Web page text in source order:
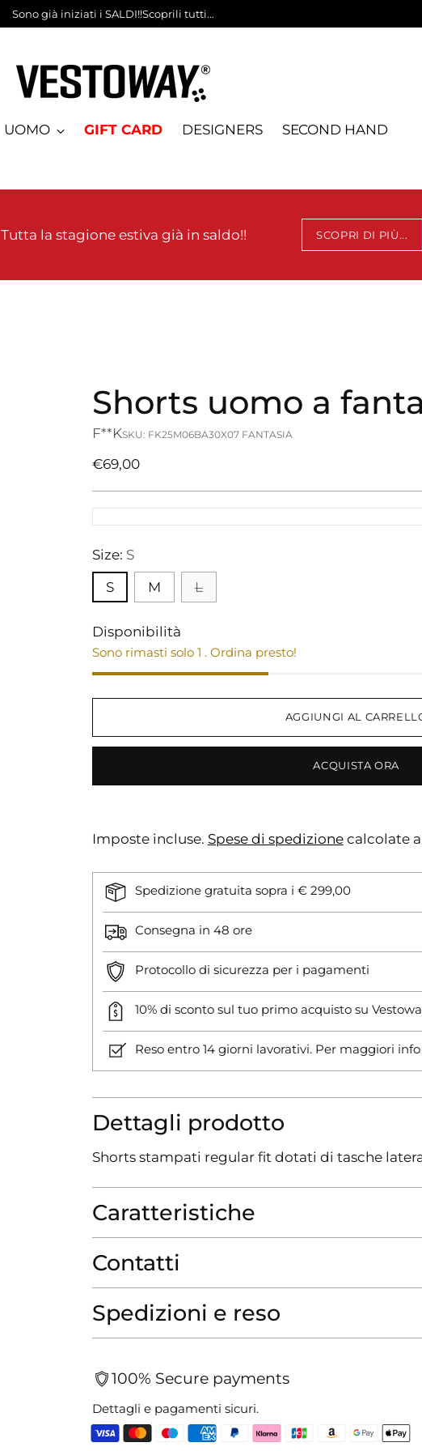
Sono già iniziati i SALDI!!Scoprili tutti...
UOMO GIFT CARD DESIGNERS SECOND HAND
Tutta la stagione estiva già in saldo!! SCOPRI DI PIÙ...
Shorts uomo a
F**KSKU: FK25M06BA30X07 FANTASIA
Prezzo
€69,00
Size: S
S
M L
Disponibilità
Sono rimasti solo 1 . Ordina presto!
AGGIUNGI AL
ACQUISTA ORA
Imposte incluse. Spese di spedizionecalcolate
Spedizione gratuita sopra i € 299,00
Consegna in 48 ore
Protocollo di sicurezza per i pagamenti
10% di sconto sul tuo primo acquisto su
Reso entro 14 giorni lavorativi. Per maggiori info
Dettagli prodotto
Shorts stampati regular fit dotati di tasche
Caratteristiche
Contatti
Spedizioni e reso
100% Secure payments
Dettagli e pagamenti sicuri.